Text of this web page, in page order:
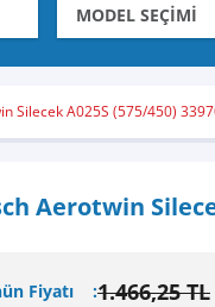
Silecek A025S (575/450)
Aerotwin
Fiyatı 1.466,25 TL